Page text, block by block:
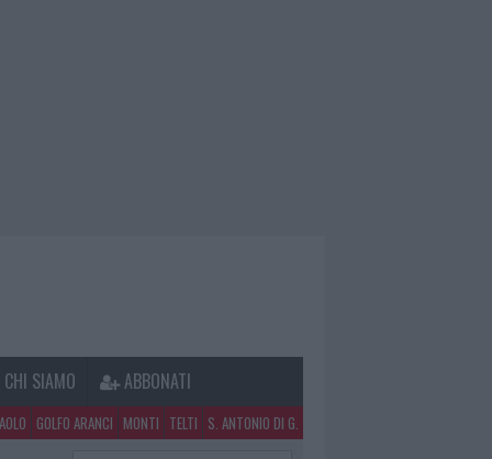
CHI SIAMO ABBONATI
GOLFO ARANCI MONTI TELTI S. ANTONIO DI G.